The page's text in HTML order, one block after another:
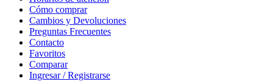
Cómo comprar
Cambios y Devoluciones
Preguntas Frecuentes
Contacto
Favoritos
Comparar
Ingresar / Registrarse